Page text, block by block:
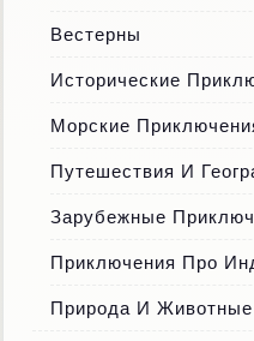
Вестерны
Исторические
Морские
Путешествия И
Зарубежные
Приключения Про
Природа И Животные